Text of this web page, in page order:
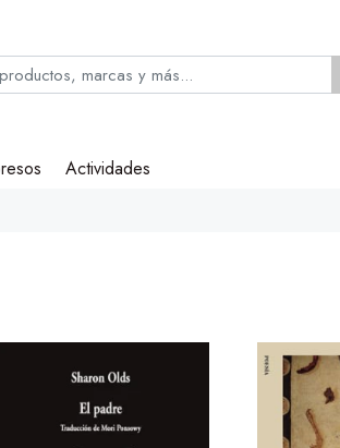
Actividades